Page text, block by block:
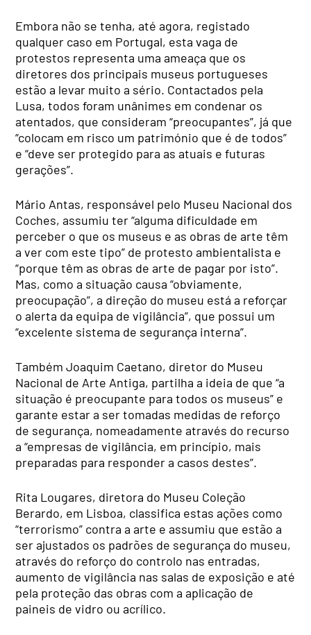
Embora não se tenha, até agora, registado
qualquer caso em Portugal, esta vaga de
protestos representa uma ameaça que os
diretores dos principais museus portugueses
estão a levar muito a sério. Contactados pela
Lusa, todos foram unânimes em condenar os
atentados, que consideram “preocupantes”, já que
“colocam em risco um património que é de todos”
e “deve ser protegido para as atuais e futuras
gerações”.
Mário Antas, responsável pelo Museu Nacional dos
Coches, assumiu ter “alguma dificuldade em
perceber o que os museus e as obras de arte têm
a ver com este tipo” de protesto ambientalista e
“porque têm as obras de arte de pagar por isto”.
Mas, como a situação causa “obviamente,
preocupação”, a direção do museu está a reforçar
o alerta da equipa de vigilância”, que possui um
“excelente sistema de segurança interna”.
Também Joaquim Caetano, diretor do Museu
Nacional de Arte Antiga, partilha a ideia de que “a
situação é preocupante para todos os museus” e
garante estar a ser tomadas medidas de reforço
de segurança, nomeadamente através do recurso
a “empresas de vigilância, em princípio, mais
preparadas para responder a casos destes”.
Rita Lougares, diretora do Museu Coleção
Berardo, em Lisboa, classifica estas ações como
“terrorismo” contra a arte e assumiu que estão a
ser ajustados os padrões de segurança do museu,
através do reforço do controlo nas entradas,
aumento de vigilância nas salas de exposição e até
pela proteção das obras com a aplicação de
paineis de vidro ou acrílico.